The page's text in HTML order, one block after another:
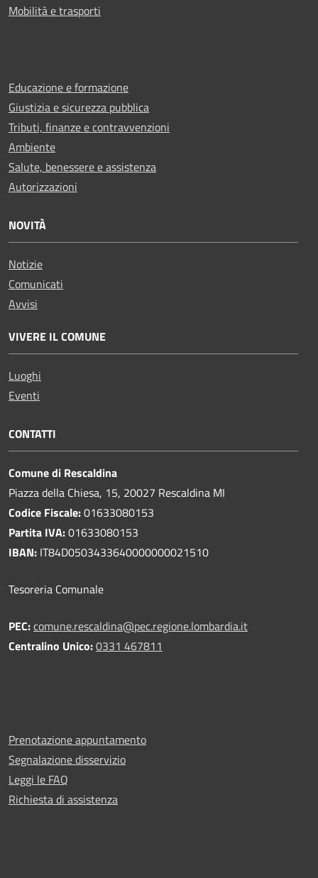
Mobilità e trasporti
Educazione e formazione
Giustizia e sicurezza pubblica
Tributi, finanze e contravvenzioni
Ambiente
Salute, benessere e assistenza
Autorizzazioni
NOVITÀ
Notizie
Comunicati
Avvisi
VIVERE IL COMUNE
Luoghi
Eventi
CONTATTI
Comune di Rescaldina
Piazza della Chiesa, 15, 20027 Rescaldina MI
Codice Fiscale:01633080153
Partita IVA:01633080153
IBAN: IT84D0503433640000000021510
Tesoreria Comunale
PEC:comune.rescaldina@pec.regione.lombardia.it
Centralino Unico:0331 467811
Prenotazione appuntamento
Segnalazione disservizio
Leggi le FAQ
Richiesta di assistenza